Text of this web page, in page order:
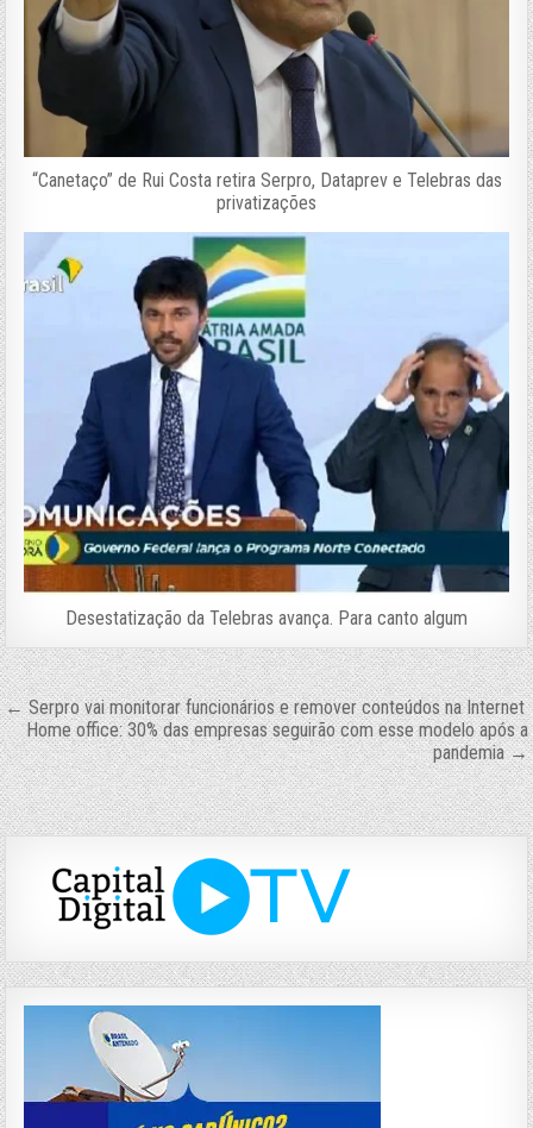
“Canetaço” de Rui Costa retira Serpro, Dataprev e Telebras das
privatizações
Desestatização da Telebras avança. Para canto algum
Navegação
de
Post
← Serpro vai monitorar funcionários e remover conteúdos na Internet
Home office: 30% das empresas seguirão com esse modelo após a
pandemia →